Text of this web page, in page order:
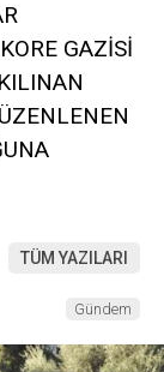
GAZİSİ
TÜM YAZILARI
Gündem